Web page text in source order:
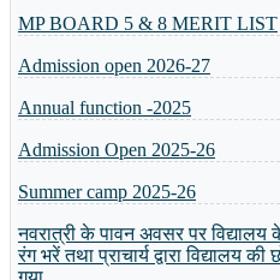
Admission open 2026-27
Annual function -2025
Admission Open 2025-26
Summer camp 2025-26
नवरात्री के पावन अवसर पर विद्यालय के
रंग भरें तथा प्राचार्य द्वारा विद्यालय
गया